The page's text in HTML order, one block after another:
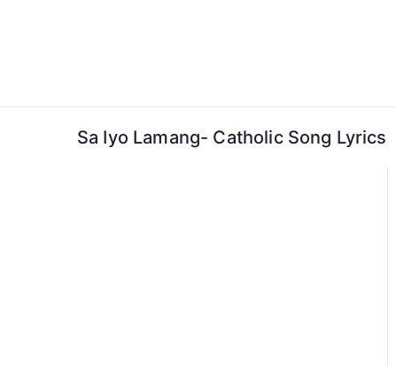
Sa Iyo Lamang- Catholic Song Lyrics